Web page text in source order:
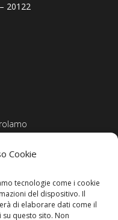
Cookie
tecnologie come i cookie
del dispositivo. Il
di elaborare dati come il
questo sito. Non
20122